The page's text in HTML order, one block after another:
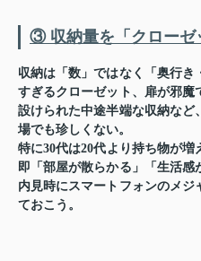
③ 収納量を「クローゼ
収納は「数」ではなく「奥行
すぎるクローゼット、扉が邪魔
設けられた中途半端な収納など
場でも珍しくない。
特に30代は20代より持ち物が
即「部屋が散らかる」「生活感
内見時にスマートフォンのメ
ておこう。